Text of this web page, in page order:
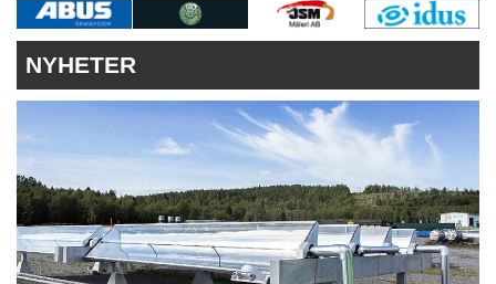
PRENUMERERA
ANNONSERA
NYHETER